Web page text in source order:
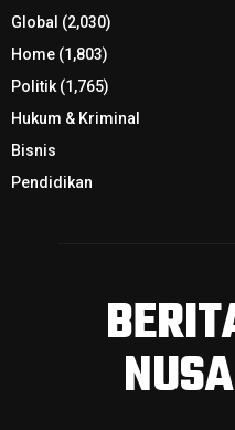
Global (2,030)
Home (1,803)
Politik (1,765)
Hukum & Kriminal
Bisnis
Pendidikan